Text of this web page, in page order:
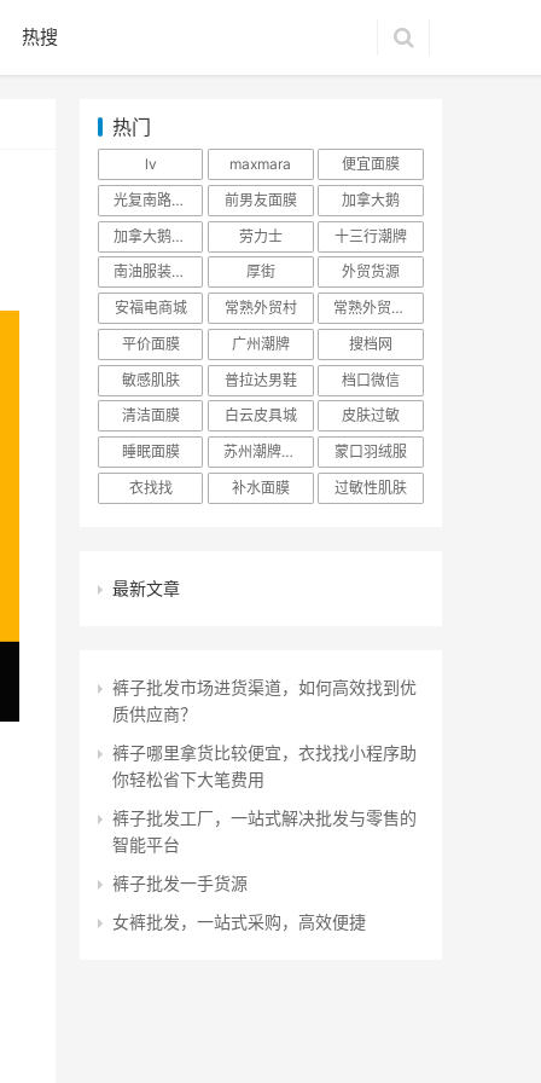
热搜
热门
lv maxmara
便宜面膜
光复南路潮牌
前男友面膜
加拿大鹅
加拿大鹅羽绒服
劳力士
十三行潮牌
南油服装批发市场
厚街
外贸货源
安福电商城
常熟外贸村
常熟外贸村货源
平价面膜
广州潮牌
搜档网
敏感肌肤
普拉达男鞋
档口微信
清洁面膜
白云皮具城
皮肤过敏
睡眠面膜
苏州潮牌货源
蒙口羽绒服
衣找找
补水面膜 过敏性肌肤
最新文章
裤子批发市场进货渠道，如何高效找到优
质供应商？
裤子哪里拿货比较便宜，衣找找小程序助
你轻松省下大笔费用
裤子批发工厂，一站式解决批发与零售的
智能平台
裤子批发一手货源
女裤批发，一站式采购，高效便捷